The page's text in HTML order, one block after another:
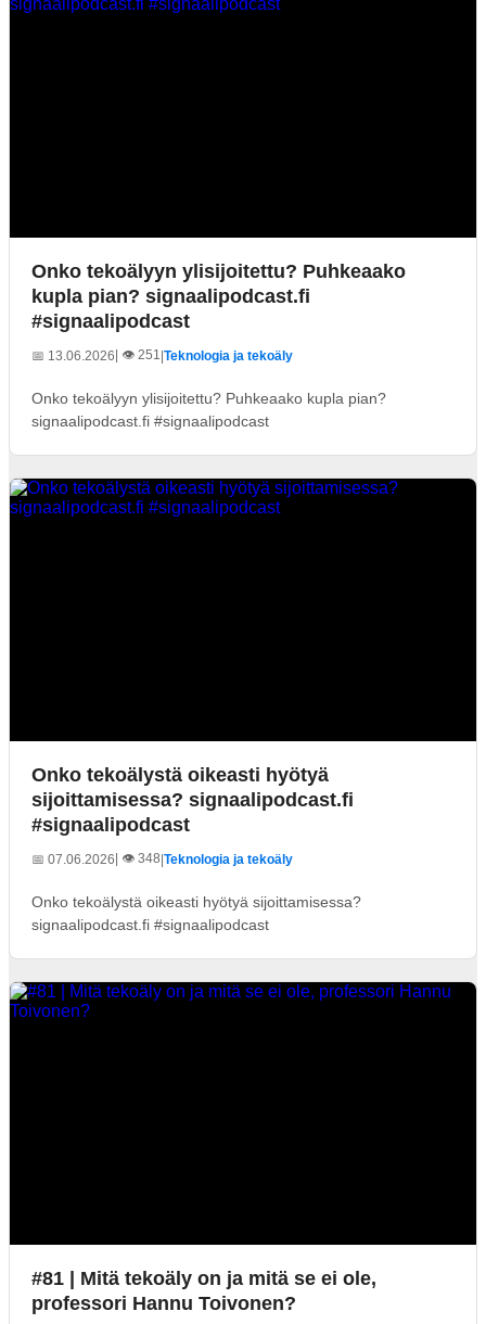
Onko tekoälyyn ylisijoitettu? Puhkeaako
kupla pian? signaalipodcast.fi
#signaalipodcast
📅 13.06.2026| 👁️ 251 Teknologia ja tekoäly
Onko tekoälyyn ylisijoitettu? Puhkeaako kupla pian?
signaalipodcast.fi #signaalipodcast
Onko tekoälystä oikeasti hyötyä
sijoittamisessa? signaalipodcast.fi
#signaalipodcast
📅 07.06.2026| 👁️ 348 Teknologia ja tekoäly
Onko tekoälystä oikeasti hyötyä sijoittamisessa?
signaalipodcast.fi #signaalipodcast
#81 | Mitä tekoäly on ja mitä se ei ole,
professori Hannu Toivonen?